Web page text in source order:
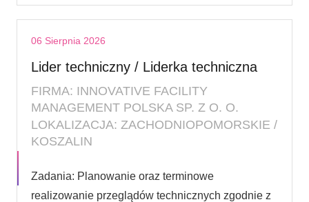
06 Sierpnia 2026
Lider techniczny / Liderka techniczna
FIRMA: INNOVATIVE FACILITY
MANAGEMENT POLSKA SP. Z O. O.
LOKALIZACJA: ZACHODNIOPOMORSKIE /
KOSZALIN
Zadania: Planowanie oraz terminowe
realizowanie przeglądów technicznych zgodnie z